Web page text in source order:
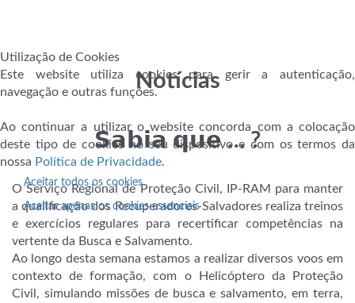
Notícias
𝗦𝗮𝗯𝗶𝗮 𝗾𝘂𝗲 … ?
O Serviço Regional de Proteção Civil, IP-RAM para manter
a qualificação dos Recuperadores-Salvadores realiza treinos
e exercícios regulares para recertificar competências na
vertente da Busca e Salvamento.
Ao longo desta semana estamos a realizar diversos voos em
contexto de formação, com o Helicóptero da Proteção
Civil, simulando missões de busca e salvamento, em terra,
Utilização de Cookies
Este website utiliza cookies para gerir a autenticação,
navegação e outras funções.
Ao continuar a utilizar o website concorda com a colocação
deste tipo de cookies no seu dispositivo e com os termos da
nossa Política de Privacidade.
Aceitar todos os cookies
Aceitar apenas os cookies essenciais